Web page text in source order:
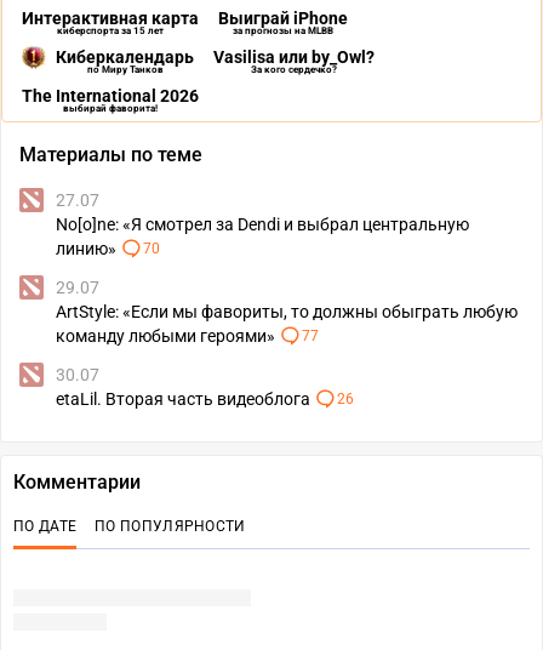
Интерактивная карта
киберспорта за 15 лет
Выиграй iPhone
за прогнозы на MLBB
Киберкалендарь
по Миру Танков
Vasilisa или by_Owl?
За кого сердечко?
The International 2026
выбирай фаворита!
Материалы по теме
27.07
No[o]ne: «Я смотрел за Dendi и выбрал центральную
линию»
70
29.07
ArtStyle: «Если мы фавориты, то должны обыграть любую
команду любыми героями»
77
30.07
etaLil. Вторая часть видеоблога
26
Комментарии
ПО ДАТЕ ПО ПОПУЛЯРНОСТИ